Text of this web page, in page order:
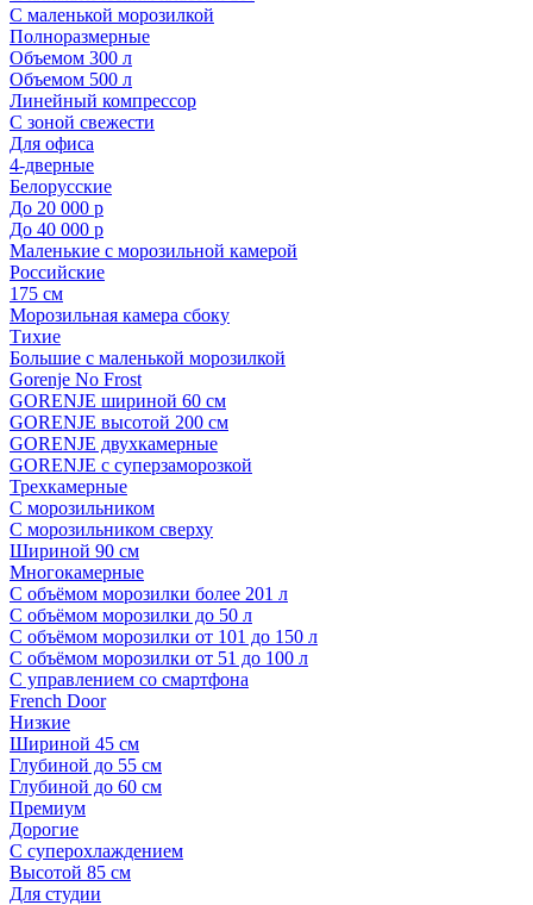
С маленькой морозилкой
Полноразмерные
Объемом 300 л
Объемом 500 л
Линейный компрессор
С зоной свежести
Для офиса
4-дверные
Белорусские
До 20 000 р
До 40 000 р
Маленькие с морозильной камерой
Российские
175 см
Морозильная камера сбоку
Тихие
Большие с маленькой морозилкой
Gorenje No Frost
GORENJE шириной 60 см
GORENJE высотой 200 см
GORENJE двухкамерные
GORENJE с суперзаморозкой
Трехкамерные
С морозильником
С морозильником сверху
Шириной 90 см
Многокамерные
С объёмом морозилки более 201 л
С объёмом морозилки до 50 л
С объёмом морозилки от 101 до 150 л
С объёмом морозилки от 51 до 100 л
С управлением со смартфона
French Door
Низкие
Шириной 45 см
Глубиной до 55 см
Глубиной до 60 см
Премиум
Дорогие
С суперохлаждением
Высотой 85 см
Для студии